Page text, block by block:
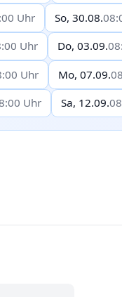
Uhr So, 30.08.
Uhr Do, 03.09.
Uhr Mo, 07.09.
Uhr Sa, 12.09.